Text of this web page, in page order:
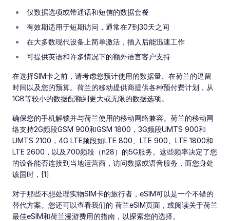
仅数据选项或带通话和短信的数据套餐
有效期适用于短期访问，通常在7到30天之间
在大多数现代设备上简单激活，插入后能迅速工作
可提供英语和许多情况下的额外语言客户支持
在选择SIM卡之前，请考虑您预计使用的数据量、在荷兰的逗留
时间以及您的预算。荷兰的移动提供商提供各种预付费计划，从
1GB等较小的数据配额到更大或无限的数据选项。
确保您的手机解锁并与荷兰使用的移动网络兼容。荷兰的移动网
络支持2G频段GSM 900和GSM 1800，3G频段UMTS 900和
UMTS 2100，4G LTE频段如LTE 800、LTE 900、LTE 1800和
LTE 2600，以及700频段（n28）的5G服务。这些频率决定了您
的设备能否连接到当地运营商，访问数据或语音服务，而您身处
该国时，[1]
对于那些不想处理实物SIM卡的旅行者，eSIM可以是一个不错的
替代方案。您还可以查看我们的 荷兰eSIM页面，或阅读关于荷兰
最佳eSIM和荷兰漫游费用的指南，以探索您的选择。